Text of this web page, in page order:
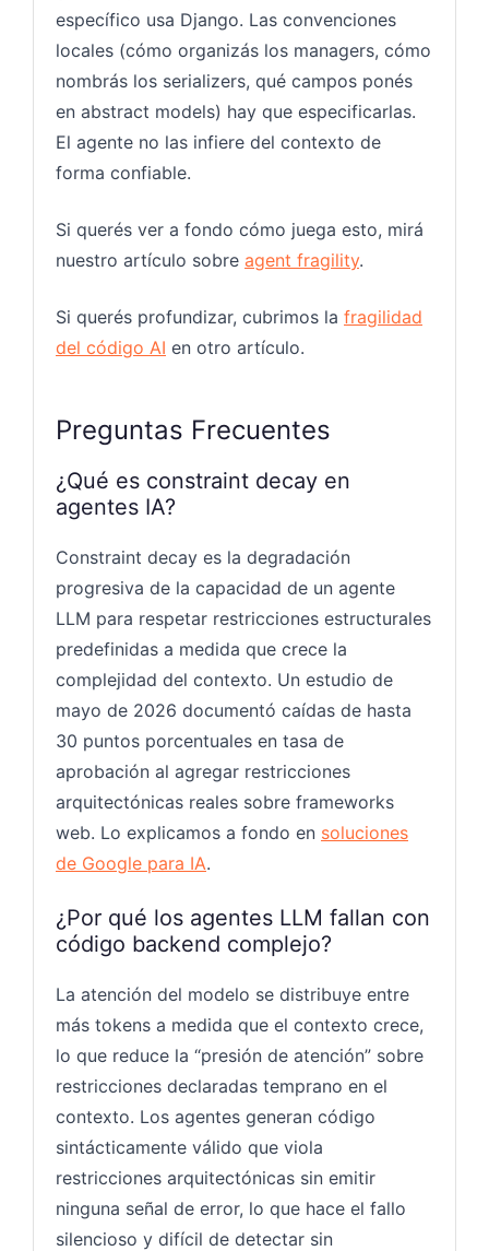
específico usa Django. Las convenciones
locales (cómo organizás los managers, cómo
nombrás los serializers, qué campos ponés
en abstract models) hay que especificarlas.
El agente no las infiere del contexto de
forma confiable.
Si querés ver a fondo cómo juega esto, mirá
nuestro artículo sobre agent fragility.
Si querés profundizar, cubrimos la fragilidad
del código AI en otro artículo.
Preguntas Frecuentes
¿Qué es constraint decay en
agentes IA?
Constraint decay es la degradación
progresiva de la capacidad de un agente
LLM para respetar restricciones estructurales
predefinidas a medida que crece la
complejidad del contexto. Un estudio de
mayo de 2026 documentó caídas de hasta
30 puntos porcentuales en tasa de
aprobación al agregar restricciones
arquitectónicas reales sobre frameworks
web. Lo explicamos a fondo en soluciones
de Google para IA.
¿Por qué los agentes LLM fallan con
código backend complejo?
La atención del modelo se distribuye entre
más tokens a medida que el contexto crece,
lo que reduce la “presión de atención” sobre
restricciones declaradas temprano en el
contexto. Los agentes generan código
sintácticamente válido que viola
restricciones arquitectónicas sin emitir
ninguna señal de error, lo que hace el fallo
silencioso y difícil de detectar sin